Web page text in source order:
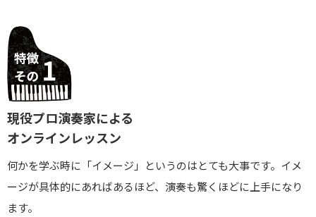
現役プロ演奏家による
オンラインレッスン
何かを学ぶ時に「イメージ」というのはとても大事です。イメ
ージが具体的にあればあるほど、演奏も驚くほどに上手になり
ます。